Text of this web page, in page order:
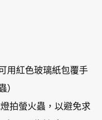
用紅色玻璃紙包覆手
）
拍螢火蟲，以避免求